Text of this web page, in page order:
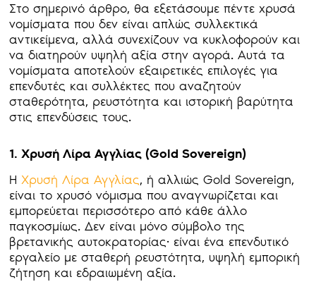
Στο σημερινό άρθρο, θα εξετάσουμε πέντε χρυσά
νομίσματα που δεν είναι απλώς συλλεκτικά
αντικείμενα, αλλά συνεχίζουν να κυκλοφορούν και
να διατηρούν υψηλή αξία στην αγορά. Αυτά τα
νομίσματα αποτελούν εξαιρετικές επιλογές για
επενδυτές και συλλέκτες που αναζητούν
σταθερότητα, ρευστότητα και ιστορική βαρύτητα
στις επενδύσεις τους.
1. Χρυσή Λίρα Αγγλίας (Gold Sovereign)
ΗΧρυσή Λίρα Αγγλίας, ή αλλιώς Gold Sovereign,
είναι το χρυσό νόμισμα που αναγνωρίζεται και
εμπορεύεται περισσότερο από κάθε άλλο
παγκοσμίως. Δεν είναι μόνο σύμβολο της
βρετανικής αυτοκρατορίας· είναι ένα επενδυτικό
εργαλείο με σταθερή ρευστότητα, υψηλή εμπορική
ζήτηση και εδραιωμένη αξία.